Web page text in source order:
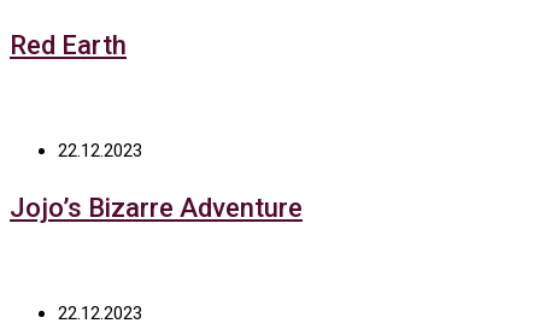
Red Earth
22.12.2023
Jojo’s Bizarre Adventure
22.12.2023